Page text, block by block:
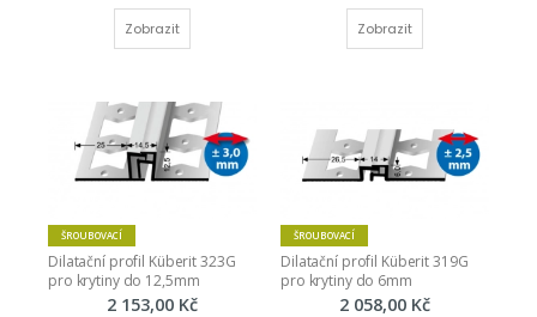
Zobrazit Zobrazit
ŠROUBOVACÍ
Dilatační profil Küberit 323G
pro krytiny do 12,5mm
2 153,00 Kč
ŠROUBOVACÍ
Dilatační profil Küberit 319G
pro krytiny do 6mm
2 058,00 Kč